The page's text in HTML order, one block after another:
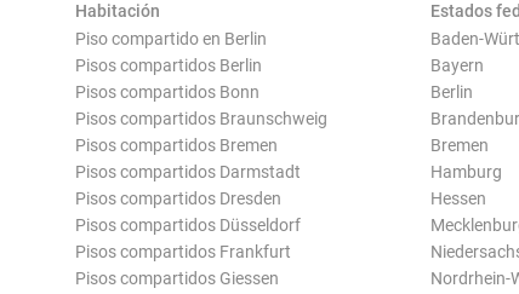
Habitación
Piso compartido en Berlin
Pisos compartidos Berlin
Pisos compartidos Bonn
Pisos compartidos Braunschweig
Pisos compartidos Bremen
Pisos compartidos Darmstadt
Pisos compartidos Dresden
Pisos compartidos Düsseldorf
Pisos compartidos Frankfurt
Pisos compartidos Giessen
Estados
Baden-
Bayern
Berlin
Bremen
Hamburg
Hessen
Nordrhein-